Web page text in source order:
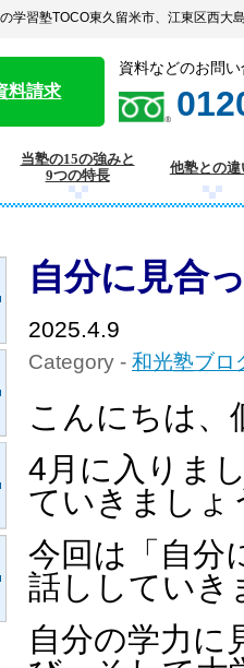
学習塾TOCO東久留米市、江東区西大
料請求
資料などのお問
当塾の15の強みと
9つの特長
他塾との違
自分に見合
2025.4.9
Category - 和光塾ブロ
こんにちは、
4月に入りま
ていきましょ
今回は「自分
話ししていき
自分の学力に